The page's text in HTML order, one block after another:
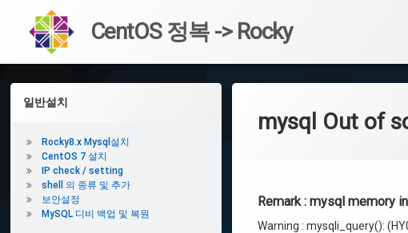
CentOS 정복 -> Rocky
mysql Out of
Remark : mysql memory
Warning : mysqli_query():
왼
사
이
드
바
일반설치
Rocky8.x Mysql설치
CentOS 7 설치
IP check / setting
shell 의 종류 및 추가
보안설정
MySQL 디비 백업 및 복원